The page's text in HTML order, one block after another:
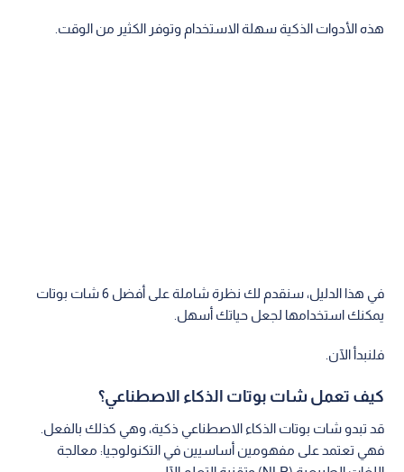
هذه الأدوات الذكية سهلة الاستخدام وتوفر الكثير من الوقت.
في هذا الدليل، سنقدم لك نظرة شاملة على أفضل 6 شات بوتات
يمكنك استخدامها لجعل حياتك أسهل.
فلنبدأ الآن.
كيف تعمل شات بوتات الذكاء الاصطناعي؟
قد تبدو شات بوتات الذكاء الاصطناعي ذكية، وهي كذلك بالفعل.
فهي تعتمد على مفهومين أساسيين في التكنولوجيا: معالجة